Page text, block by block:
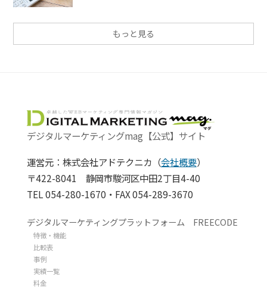
もっと見る
デジタルマーケティングmag【公式】サイト
運営元：株式会社アドテクニカ（会社概要）
〒422-8041 静岡市駿河区中田2丁目4-40
TEL 054-280-1670・FAX 054-289-3670
デジタルマーケティングプラットフォーム FREECODE
特徴・機能
比較表
事例
実績一覧
料金